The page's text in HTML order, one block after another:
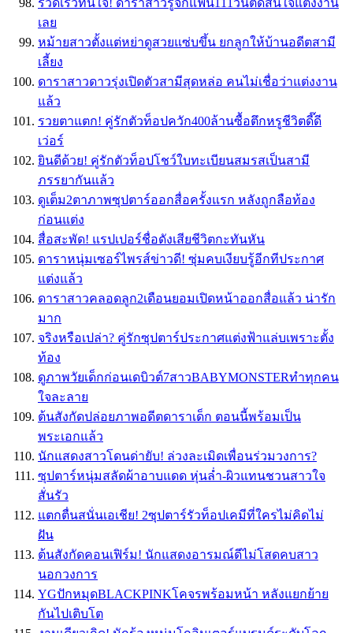
รวดเร็วทันใจ! ดาราสาวรู้จักแฟน111วันตัดสินใจแต่งงาน
เลย
หม้ายสาวตั้งแต่หย่าดูสวยแซ่บขึ้น ยกลูกให้บ้านอดีตสามี
เลี้ยง
ดาราสาวดาวรุ่งเปิดตัวสามีสุดหล่อ คนไม่เชื่อว่าแต่งงาน
แล้ว
รวยตาแตก! คู่รักตัวท็อปควัก400ล้านซื้อตึกหรูชีวิตดี๊ดี
เว่อร์
ยินดีด้วย! คู่รักตัวท็อปโชว์ใบทะเบียนสมรสเป็นสามี
ภรรยากันแล้ว
ดูเต็ม2ตาภาพซุปตาร์ออกสื่อครั้งแรก หลังถูกลือท้อง
ก่อนแต่ง
สื่อสะพัด! แรปเปอร์ชื่อดังเสียชีวิตกะทันหัน
ดาราหนุ่มเซอร์ไพรส์ข่าวดี! ซุ่มคบเงียบรู้อีกทีประกาศ
แต่งแล้ว
ดาราสาวคลอดลูก2เดือนยอมเปิดหน้าออกสื่อแล้ว น่ารัก
มาก
จริงหรือเปล่า? คู่รักซุปตาร์ประกาศแต่งฟ้าแล่บเพราะตั้ง
ท้อง
ดูภาพวัยเด็กก่อนเดบิวต์7สาวBABYMONSTERทำทุกคน
ใจละลาย
ต้นสังกัดปล่อยภาพอดีตดาราเด็ก ตอนนี้พร้อมเป็น
พระเอกแล้ว
นักแสดงสาวโดนด่ายับ! ล่วงละเมิดเพื่อนร่วมวงการ?
ซุปตาร์หนุ่มสลัดผ้าอาบแดด หุ่นล่ำ-ผิวแทนชวนสาวใจ
สั่นรัว
แตกตื่นสนั่นเอเชีย! 2ซุปตาร์รัวท็อปเคมีที่ใครไม่คิดไม่
ฝัน
ต้นสังกัดคอนเฟิร์ม! นักแสดงอารมณ์ดีไม่โสดคบสาว
นอกวงการ
YGปักหมุดBLACKPINKโคจรพร้อมหน้า หลังแยกย้าย
กันไปเติบโต